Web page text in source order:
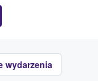
wydarzenia